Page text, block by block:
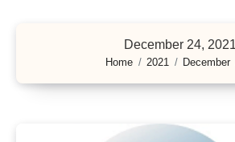
December 24, 2021
Home 2021 December